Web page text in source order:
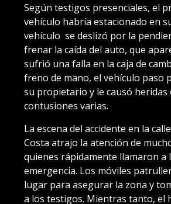
Según testigos presenciales, el
vehículo habría estacionado en
vehículo se deslizó por la
frenar la caída del auto, que
sufrió una falla en la caja de
freno de mano, el vehículo paso
su propietario y le causó heridas
contusiones varias.
La escena del accidente en la
Costa atrajo la atención de
quienes rápidamente llamaron a
emergencia. Los móviles
lugar para asegurar la zona y
a los testigos. Mientras tanto, el